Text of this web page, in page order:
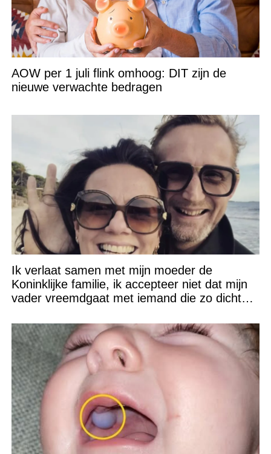
AOW per 1 juli flink omhoog: DIT zijn de
nieuwe verwachte bedragen
Ik verlaat samen met mijn moeder de
Koninklijke familie, ik accepteer niet dat mijn
vader vreemdgaat met iemand die zo dichtbij